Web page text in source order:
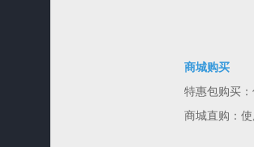
商城购买
特惠包购买
商城直购：